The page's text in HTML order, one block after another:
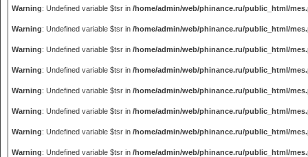
Warning: Undefined variable $tsr in /home/admin/web/phinance.ru/public_html/
Warning: Undefined variable $tsr in /home/admin/web/phinance.ru/public_html/
Warning: Undefined variable $tsr in /home/admin/web/phinance.ru/public_html/
Warning: Undefined variable $tsr in /home/admin/web/phinance.ru/public_html/
Warning: Undefined variable $tsr in /home/admin/web/phinance.ru/public_html/
Warning: Undefined variable $tsr in /home/admin/web/phinance.ru/public_html/
Warning: Undefined variable $tsr in /home/admin/web/phinance.ru/public_html/
Warning: Undefined variable $tsr in /home/admin/web/phinance.ru/public_html/